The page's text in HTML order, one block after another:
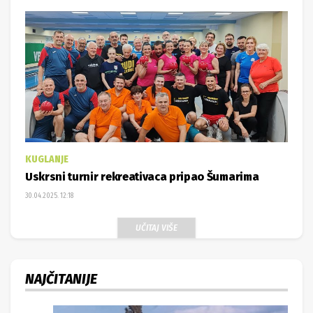
KUGLANJE
Uskrsni turnir rekreativaca pripao Šumarima
30.04.2025. 12:18
UČITAJ VIŠE
NAJČITANIJE